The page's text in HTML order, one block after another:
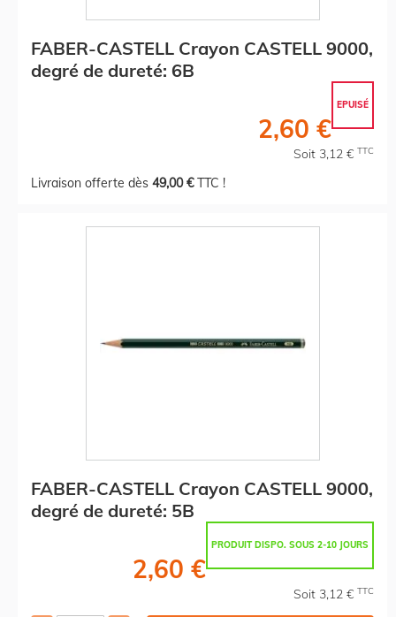
FABER-CASTELL Crayon CASTELL 9000,
degré de dureté: 6B
EPUISÉ
2,60 €
Soit 3,12 € TTC
Livraison offerte dès 49,00 €TTC !
FABER-CASTELL Crayon CASTELL 9000,
degré de dureté: 5B
PRODUIT DISPO. SOUS 2-10 JOURS
2,60 €
Soit 3,12 € TTC